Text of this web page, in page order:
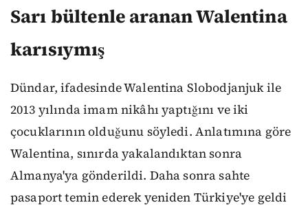
Sarı bültenle aranan Walentina
karısıymış
Dündar, ifadesinde Walentina Slobodjanjuk ile
2013 yılında imam nikâhı yaptığını ve iki
çocuklarının olduğunu söyledi. Anlatımına göre
Walentina, sınırda yakalandıktan sonra
Almanya'ya gönderildi. Daha sonra sahte
pasaport temin ederek yeniden Türkiye'ye geldi